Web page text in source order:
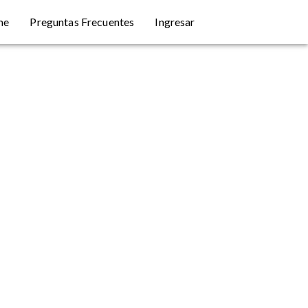
Preguntas Frecuentes Ingresar